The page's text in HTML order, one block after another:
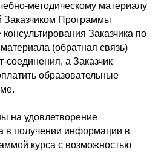
методическому материалу
Программы
Заказчика по
(обратная связь)
соединения, а Заказчик
образовательные
на удовлетворение
в получении информации в
курса с возможностью